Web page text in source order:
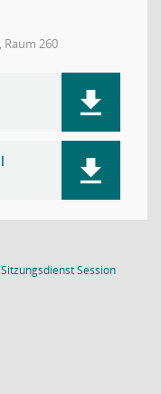
Raum 260
SitzungsdienstSession(Wird in